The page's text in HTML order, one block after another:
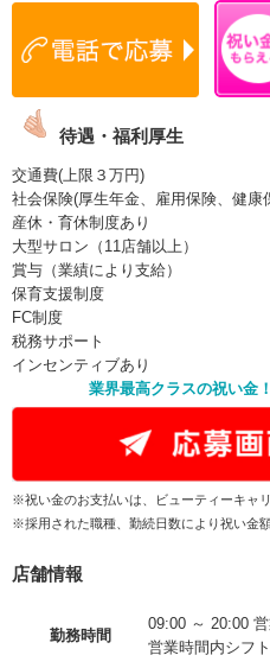
待遇・福利厚生
交通費(上限３万円)
社会保険(厚生年金、雇用保険、健康
産休・育休制度あり
大型サロン（11店舗以上）
賞与（業績により支給）
保育支援制度
FC制度
税務サポート
インセンティブあり
業界最高クラスの祝い金
※祝い金のお支払いは、ビューティーキャ
※採用された職種、勤続日数により祝い金額
店舗情報
勤務時間
09:00 ～ 20:00
営業時間内シフ